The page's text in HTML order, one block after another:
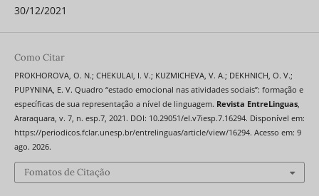
30/12/2021
Como Citar
PROKHOROVA, O. N.; CHEKULAI, I. V.; KUZMICHEVA, V. A.; DEKHNICH, O. V.;
PUPYNINA, E. V. Quadro “estado emocional nas atividades sociais”: formação e
específicas de sua representação a nível de linguagem. Revista EntreLinguas,
Araraquara, v. 7, n. esp.7, 2021. DOI: 10.29051/el.v7iesp.7.16294. Disponível em:
https://periodicos.fclar.unesp.br/entrelinguas/article/view/16294. Acesso em: 9
ago. 2026.
Fomatos de Citação